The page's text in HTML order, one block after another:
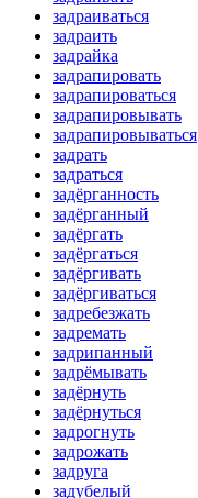
задраиваться
задраить
задрайка
задрапировать
задрапироваться
задрапировывать
задрапировываться
задрать
задраться
задёрганность
задёрганный
задёргать
задёргаться
задёргивать
задёргиваться
задребезжать
задремать
задрипанный
задрёмывать
задёрнуть
задёрнуться
задрогнуть
задрожать
задруга
задубелый